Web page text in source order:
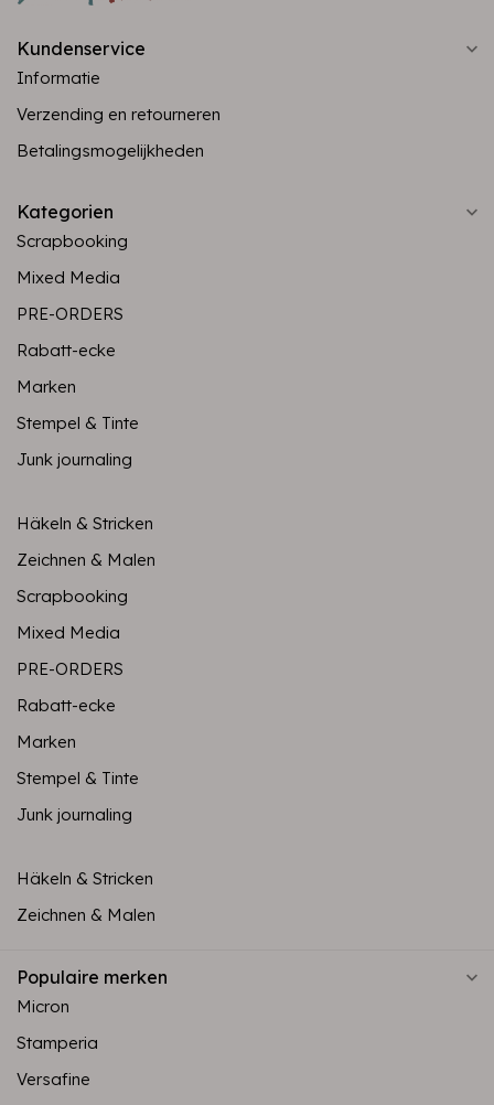
Kundenservice
Informatie
Verzending en retourneren
Betalingsmogelijkheden
Kategorien
Scrapbooking
Mixed Media
PRE-ORDERS
Rabatt-ecke
Marken
Stempel & Tinte
Junk journaling
Häkeln & Stricken
Zeichnen & Malen
Scrapbooking
Mixed Media
PRE-ORDERS
Rabatt-ecke
Marken
Stempel & Tinte
Junk journaling
Häkeln & Stricken
Zeichnen & Malen
Populaire merken
Micron
Stamperia
Versafine